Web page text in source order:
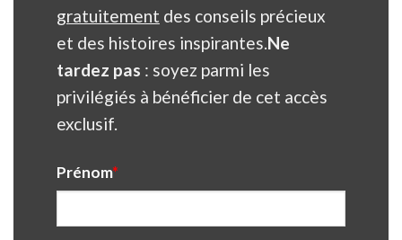
gratuitement des conseils précieux
et des histoires inspirantes.Ne
tardez pas : soyez parmi les
privilégiés à bénéficier de cet accès
exclusif.
Prénom*